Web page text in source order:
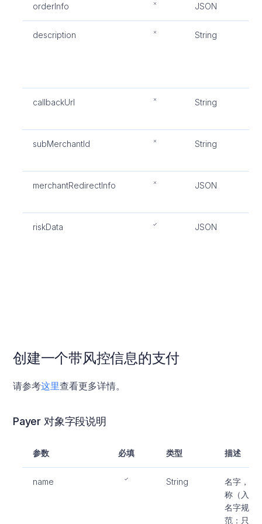
orderInfo JSON
description String
callbackUrl String
subMerchantId String
merchantRedirectInfo JSON
riskData JSON
创建一个带风控信息的支付
请参考这里查看更多详情。
Payer 对象字段说明
参数 必填 类型 描述
name String
名字，全
称（入参
名字规
范：只允